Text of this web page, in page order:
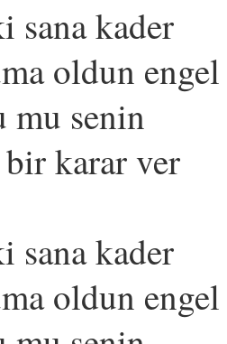
sana kader
oldun engel
mu senin
karar ver
sana kader
oldun engel